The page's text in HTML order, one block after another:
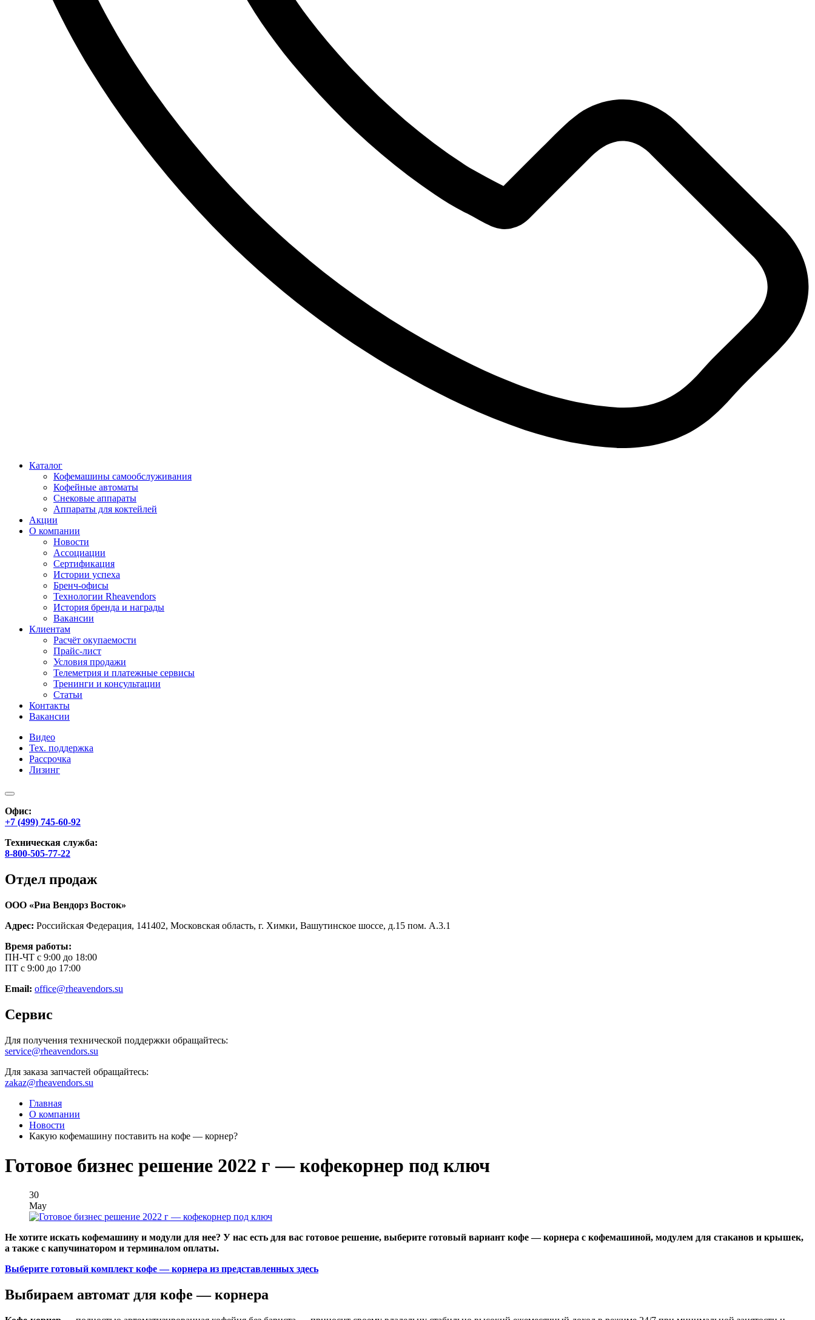
Каталог
Кофемашины самообслуживания
Кофейные автоматы
Снековые аппараты
Аппараты для коктейлей
Акции
О компании
Новости
Ассоциации
Сертификация
Истории успеха
Бренч-офисы
Технологии Rheavendors
История бренда и награды
Вакансии
Клиентам
Расчёт окупаемости
Прайс-лист
Условия продажи
Телеметрия и платежные сервисы
Тренинги и консультации
Статьи
Контакты
Вакансии
Видео
Тех. поддержка
Рассрочка
Лизинг
Офис:
+7 (499) 745-60-92
Техническая служба:
8-800-505-77-22
Отдел продаж
ООО «Риа Вендорз Восток»
Адрес: Российская Федерация, 141402, Московская область, г. Химки, Вашутинское шоссе, д.15 пом. А.3.1
Время работы:
ПН-ЧТ с 9:00 до 18:00
ПТ с 9:00 до 17:00
Email: office@rheavendors.su
Сервис
Для получения технической поддержки обращайтесь:
service@rheavendors.su
Для заказа запчастей обращайтесь:
zakaz@rheavendors.su
Главная
О компании
Новости
Какую кофемашину поставить на кофе — корнер?
Готовое бизнес решение 2022 г — кофекорнер под ключ
30
May
Не хотите искать кофемашину и модули для нее? У нас есть для вас готовое решение, выберите готовый вариант кофе — корнера с кофемашиной, модулем для стаканов и крышек,
а также с капучинатором и терминалом оплаты.
Выберите готовый комплект кофе — корнера из представленных здесь
Выбираем автомат для кофе — корнера